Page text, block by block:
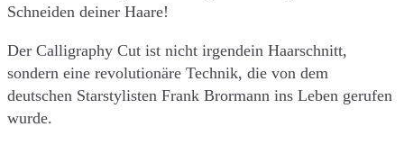
Schneiden deiner Haare!
Der Calligraphy Cut ist nicht irgendein Haarschnitt,
sondern eine revolutionäre Technik, die von dem
deutschen Starstylisten Frank Brormann ins Leben gerufen
wurde.